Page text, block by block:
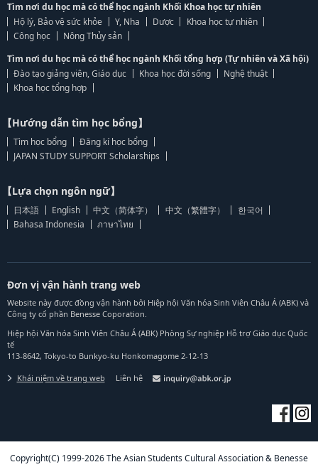
Tìm nơi du học mà có thể học ngành Khối Khoa học tự nhiên
Hộ lý, Bảo vệ sức khỏe
Y, Nha Dược
Khoa học tự nhiên
Công học
Nông Thủy sản
Tìm nơi du học mà có thể học ngành Khối tổng hợp (Tự nhiên và Xã hội)
Đào tạo giảng viên, Giáo dục
Khoa học đời sống
Nghệ thuật
Khoa học tổng hợp
【Hướng dẫn tìm học bổng】
Tìm học bổng
Đăng kí học bổng
JAPAN STUDY SUPPORT Scholarships
【Lựa chọn ngôn ngữ】
日本語 English 中文（简体字） 中文（繁體字）
한국어
Bahasa Indonesia
ภาษาไทย
Đơn vị vận hành trang web
Website này được đồng vận hành bởi Hiệp hội Văn hóa Sinh Viên Châu Á (ABK) và
Công ty cổ phần Benesse Coporation.
Hiệp hội Văn hóa Sinh Viên Châu Á (ABK) Phòng Sự nghiệp Hỗ trợ Giáo dục Quốc
tế
113-8642, Tokyo-to Bunkyo-ku Honkomagome 2-12-13
Khái niệm về trang web Liên hệ
Copyright(C) 1999-2026 The Asian Students Cultural Association & Benesse